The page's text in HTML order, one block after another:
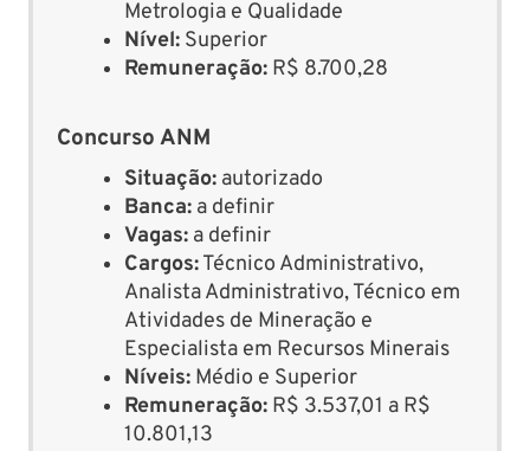
Metrologia e Qualidade
Nível: Superior
Remuneração: R$ 8.700,28
Concurso ANM
Situação: autorizado
Banca: a definir
Vagas: a definir
Cargos:Técnico Administrativo,
Analista Administrativo, Técnico em
Atividades de Mineração e
Especialista em Recursos Minerais
Níveis: Médio e Superior
Remuneração: R$ 3.537,01 a R$
10.801,13